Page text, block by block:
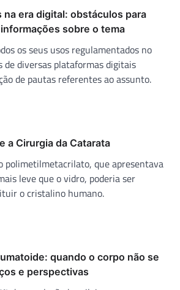
na era digital: obstáculos para
sobre o tema
os seus usos regulamentados no
de diversas plataformas digitais
de pautas referentes ao assunto.
a Cirurgia da Catarata
polimetilmetacrilato, que apresentava
leve que o vidro, poderia ser
o cristalino humano.
quando o corpo não se
e perspectivas